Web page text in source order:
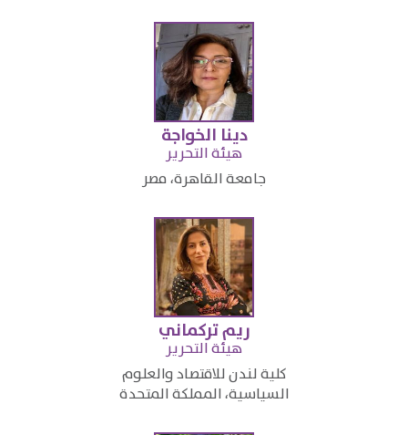
دينا الخواجة
​هيئة التحرير
جامعة القاهرة، مصر​
ريم تركماني
هيئة التحرير
كلية لندن للاقتصاد والعلوم
السياسية، المملكة المتحدة​